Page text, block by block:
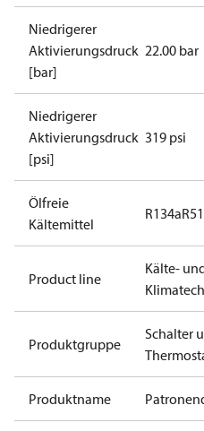
Niedrigerer
Aktivierungsdruck
[bar]
22.00 bar
Niedrigerer
Aktivierungsdruck
[psi]
319 psi
Ölfreie
Kältemittel
R134a
Product line
Kälte-
Produktgruppe
Schalter
Produktname